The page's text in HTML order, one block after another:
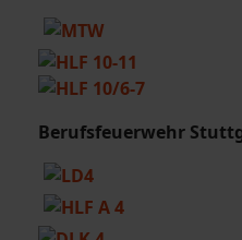
Berufsfeuerwehr